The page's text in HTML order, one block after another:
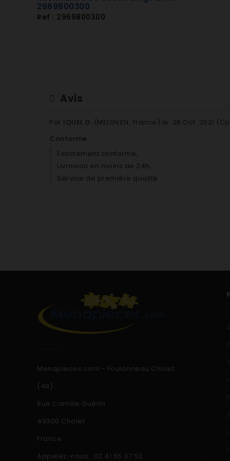
7182882900 SLE6L4M Listo SLE 6L4M
7181581600 SLEE10 FAR SLEE10
Courroie 1967
2969800300
Ref : 2969800300
Avis
Par IQUEL D. (MELGVEN, France) le 28 Oct. 2021 (
Conforme
Exactement conforme,
Livraison en moins de 24h,
Service de première qualité
Menapieces.com - Foulonneau Cholet
(49)
Rue Camille Guérin
49300 Cholet
France
Appelez-nous : 02 41 65 37 52